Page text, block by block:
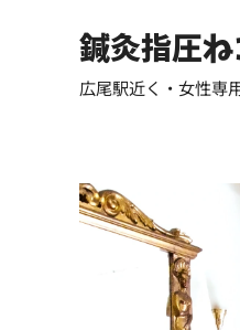
鍼灸指圧ね
広尾駅近く・女性専